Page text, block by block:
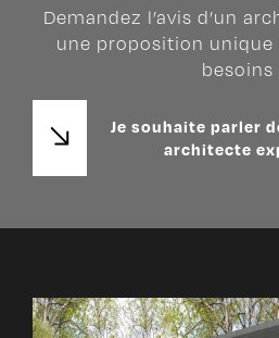
Demandez l’avis d’un
une proposition unique
besoins
Je souhaite parler
architecte